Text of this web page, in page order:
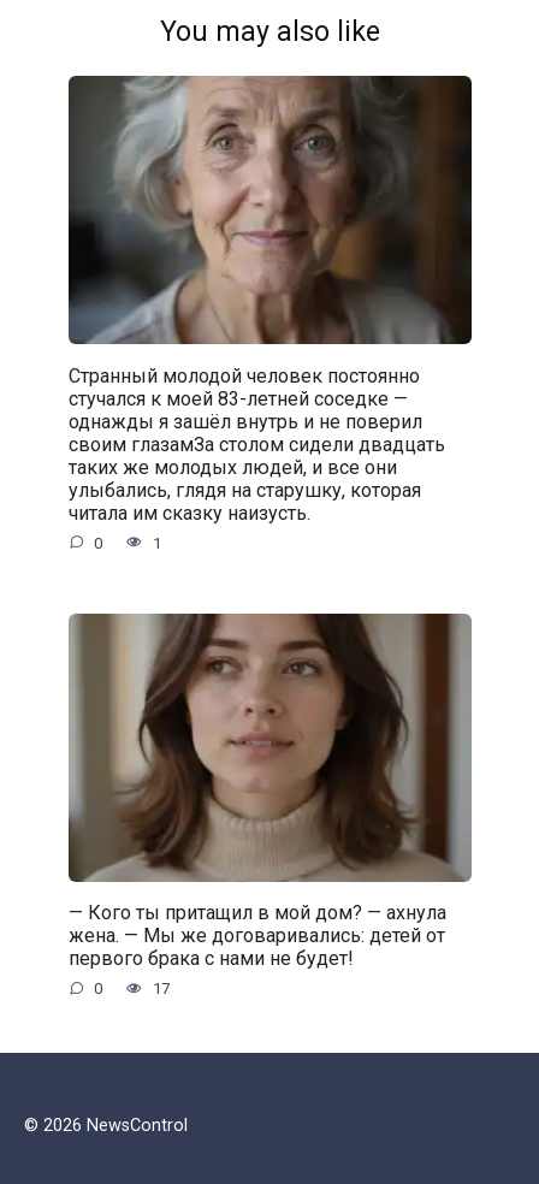
You may also like
Странный молодой человек постоянно
стучался к моей 83-летней соседке —
однажды я зашёл внутрь и не поверил
своим глазамЗа столом сидели двадцать
таких же молодых людей, и все они
улыбались, глядя на старушку, которая
читала им сказку наизусть.
0 1
— Кого ты притащил в мой дом? — ахнула
жена. — Мы же договаривались: детей от
первого брака с нами не будет!
0 17
© 2026 NewsControl